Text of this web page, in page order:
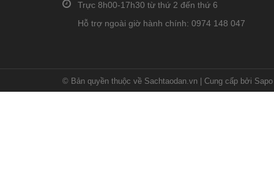
Trực 8h00-17h30 từ thứ 2 đến thứ 6
Hỗ trợ ngoài giờ hành chính: 0974 148 047
© Bản quyền thuộc về Sachtaodan.vn Cung cấp bởi Sapo